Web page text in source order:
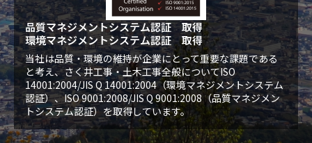
品質マネジメントシステム認証 取得
環境マネジメントシステム認証 取得
当社は品質・環境の維持が企業にとって重要な課題である
と考え、さく井工事・土木工事全般についてISO
14001:2004/JIS Q 14001:2004（環境マネジメントシステム
認証）、ISO 9001:2008/JIS Q 9001:2008（品質マネジメン
トシステム認証）を取得しています。